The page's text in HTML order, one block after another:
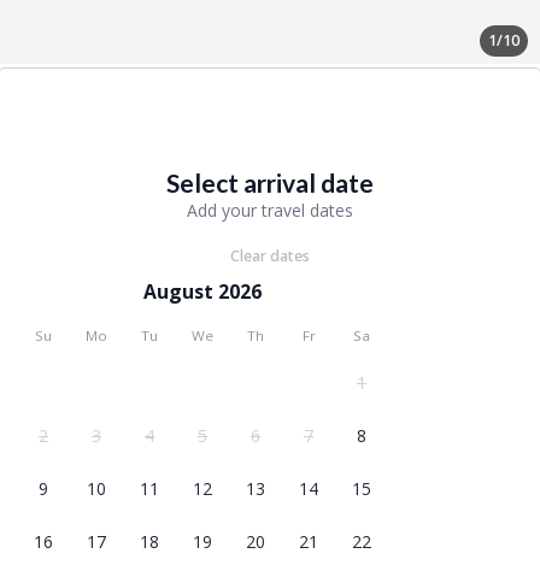
1/10
Select arrival date
Add your travel dates
Clear dates
August 2026
Su Mo Tu We Th Fr Sa
1
2 3 4 5 6 7 8
9 10 11 12 13 14 15
16 17 18 19 20 21 22